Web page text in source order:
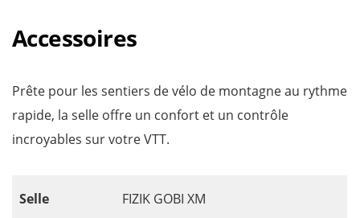
Accessoires
Prête pour les sentiers de vélo de montagne au rythme
rapide, la selle offre un confort et un contrôle
incroyables sur votre VTT.
Selle FIZIK GOBI XM